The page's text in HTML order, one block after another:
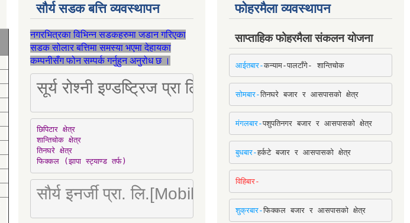
सौर्य सडक बत्ति व्यवस्थापन
नगरभित्रका विभिन्न सडकहरुमा जडान गरिएका
सडक सोलार बत्तिमा समस्या भएमा देहायका
कम्पनीसँग फोन सम्पर्क गर्नुहुन अनुरोध छ ।
सूर्य रोश्नी इण्डष्ट्रिज प्रा लि [Mobile: 9851034034]
छिपिटार क्षेत्र
शान्तिचोक क्षेत्र
तिनघरे क्षेत्र
फिक्कल (झापा स्ट्याण्ड तर्फ)
सौर्य इनर्जी प्रा. लि.[Mobile : 9842780266]
फोहरमैला व्यवस्थापन
साप्ताहिक फोहरमैला संकलन योजना
आईतबार-कन्याम-पालटाँगे- शान्तिचोक
सोमबार-तिनघरे बजार र आसपासको क्षेत्र
मंगलबार-पशुपतिनगर बजार र आसपासको क्षेत्र
बुधबार-हर्कटे बजार र आसपासको क्षेत्र
विहिबार-
शुक्रबार-फिक्कल बजार र आसपासको क्षेत्र